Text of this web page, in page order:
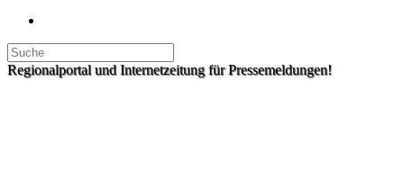
Regionalportal und Internetzeitung für Pressemeldungen!